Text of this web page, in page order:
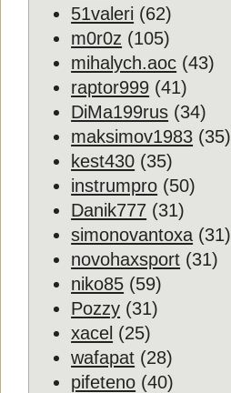
51valeri (62)
m0r0z (105)
mihalych.aoc (43)
raptor999 (41)
DiMa199rus (34)
maksimov1983 (35)
kest430 (35)
instrumpro (50)
Danik777 (31)
simonovantoxa (31)
novohaxsport (31)
niko85 (59)
Pozzy (31)
xacel (25)
wafapat (28)
pifeteno (40)